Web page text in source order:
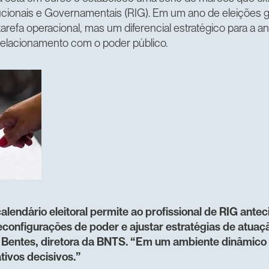
e Governamentais (RIG). Em um ano de eleições
operacional, mas um diferencial estratégico para a
com o poder público.
eleitoral permite ao profissional de RIG
de poder e ajustar estratégias de
diretora da BNTS. “Em um ambiente
decisivos.”